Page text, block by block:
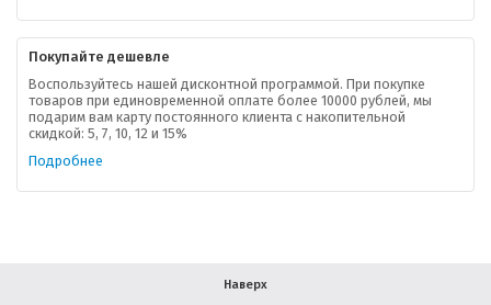
Покупайте дешевле
Воспользуйтесь нашей дисконтной программой. При покупке
товаров при единовременной оплате более 10000 рублей, мы
подарим вам карту постоянного клиента с накопительной
скидкой: 5, 7, 10, 12 и 15%
Подробнее
Наверх
Контактная информация
В помощь покупателю
Форма обратной связи